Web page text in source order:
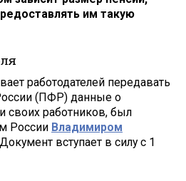
им такую
работодателей передавать
(ПФР) данные о
своих работников, был
России Владимиром
вступает в силу с 1